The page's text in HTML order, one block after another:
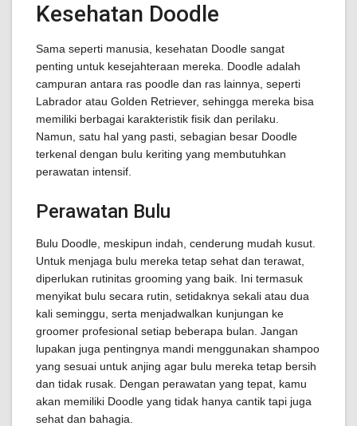
Kesehatan Doodle
Sama seperti manusia, kesehatan Doodle sangat
penting untuk kesejahteraan mereka. Doodle adalah
campuran antara ras poodle dan ras lainnya, seperti
Labrador atau Golden Retriever, sehingga mereka bisa
memiliki berbagai karakteristik fisik dan perilaku.
Namun, satu hal yang pasti, sebagian besar Doodle
terkenal dengan bulu keriting yang membutuhkan
perawatan intensif.
Perawatan Bulu
Bulu Doodle, meskipun indah, cenderung mudah kusut.
Untuk menjaga bulu mereka tetap sehat dan terawat,
diperlukan rutinitas grooming yang baik. Ini termasuk
menyikat bulu secara rutin, setidaknya sekali atau dua
kali seminggu, serta menjadwalkan kunjungan ke
groomer profesional setiap beberapa bulan. Jangan
lupakan juga pentingnya mandi menggunakan shampoo
yang sesuai untuk anjing agar bulu mereka tetap bersih
dan tidak rusak. Dengan perawatan yang tepat, kamu
akan memiliki Doodle yang tidak hanya cantik tapi juga
sehat dan bahagia.